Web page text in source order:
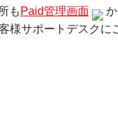
も Paid管理画面
か
サポートデスクに